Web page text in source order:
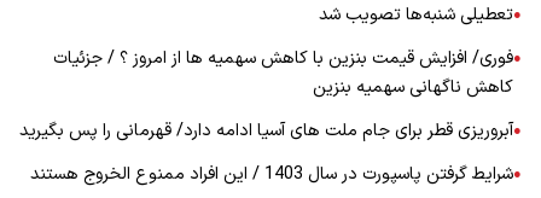
●تعطیلی شنبه‌ها تصویب شد
●فوری/ افزایش قیمت بنزین با کاهش سهمیه ها از امروز ؟ / جزئیات
کاهش ناگهانی سهمیه بنزین
●آبروریزی قطر برای جام ملت های آسیا ادامه دارد/ قهرمانی را پس بگیرید
●شرایط گرفتن پاسپورت در سال 1403 / این افراد ممنوع الخروج هستند